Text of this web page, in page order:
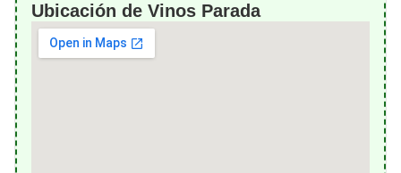
Ubicación de Vinos Parada